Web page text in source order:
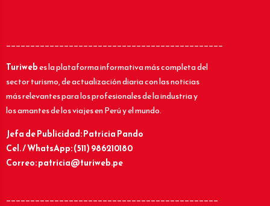
_____________________________________________
Turiwebes la plataforma informativa más completa del
sector turismo, de actualización diaria con las noticias
más relevantes para los profesionales de la industria y
los amantes de los viajes en Perú y el mundo.
Jefa de Publicidad: Patricia Pando
Cel. / WhatsApp: (511) 986210180
Correo: patricia@turiweb.pe
____________________________________________